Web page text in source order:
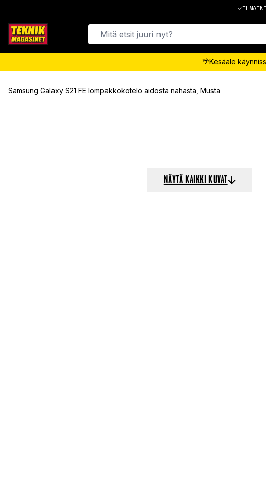
🌴Kesäale
Samsung Galaxy S21 FE lompakkokotelo aidosta nahasta, Musta
NÄYTÄ KAIKKI KUVAT